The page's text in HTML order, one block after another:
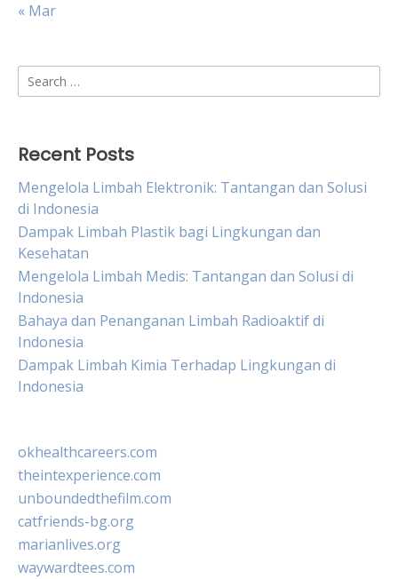
« Mar
Search
for:
Recent Posts
Mengelola Limbah Elektronik: Tantangan dan Solusi
di Indonesia
Dampak Limbah Plastik bagi Lingkungan dan
Kesehatan
Mengelola Limbah Medis: Tantangan dan Solusi di
Indonesia
Bahaya dan Penanganan Limbah Radioaktif di
Indonesia
Dampak Limbah Kimia Terhadap Lingkungan di
Indonesia
okhealthcareers.com
theintexperience.com
unboundedthefilm.com
catfriends-bg.org
marianlives.org
waywardtees.com